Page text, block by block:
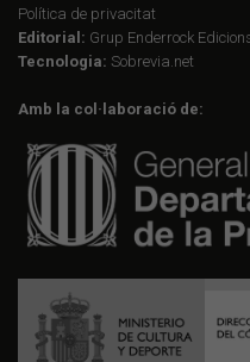
Política de privacitat
Editorial: Grup Enderrock Edicions
Tecnologia: Sobrevia.net
Amb la col·laboració de: